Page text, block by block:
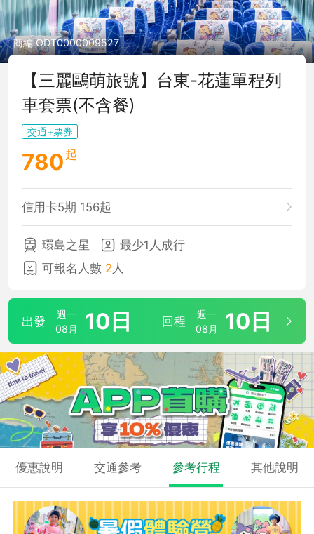
商編 ODT0000009527
【三麗鷗萌旅號】台東-花蓮單程列
車套票(不含餐)
交通+票券
780 起
信用卡5期 156起
環島之星
最少1人成行
可報名人數 2 人
出發
週一
08月
10日 回程
週一
08月
10日
優惠說明 交通參考 參考行程 其他說明